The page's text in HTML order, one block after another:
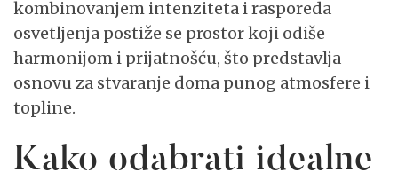
kombinovanjem intenziteta i rasporeda
osvetljenja postiže se prostor koji odiše
harmonijom i prijatnošću, što predstavlja
osnovu za stvaranje doma punog atmosfere i
topline.
Kako odabrati idealne